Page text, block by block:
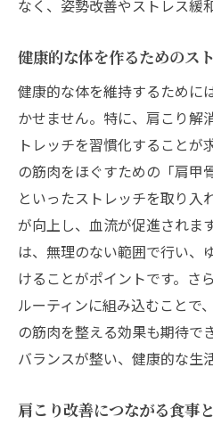
なく、姿勢改善やストレス緩
健康的な体を作るためのス
健康的な体を維持するために
かせません。特に、肩こり解
トレッチを習慣化することが
の筋肉をほぐすための「肩甲
といったストレッチを取り入
が向上し、血流が促進されま
は、無理のない範囲で行い、
けることがポイントです。さ
ルーティンに組み込むことで
の筋肉を整える効果も期待で
バランスが整い、健康的な生
肩こり改善につながる食事